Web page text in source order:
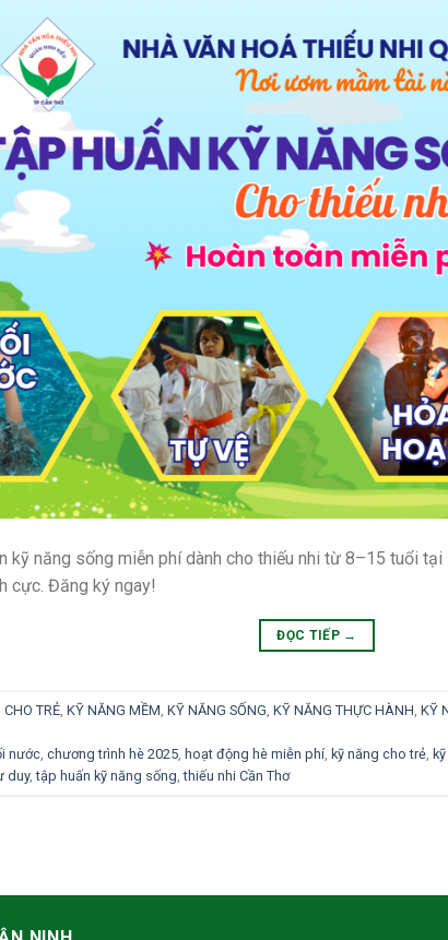
kỹ năng sống miễn phí dành cho thiếu nhi từ 8–15 tuổi tại
cực. Đăng ký ngay!
ĐỌC TIẾP →
TRẺ KỸ NĂNG MỀM KỸ NĂNG SỐNG KỸ NĂNG THỰC HÀNH KỸ
nước chương trình hè 2025 hoạt động hè miễn phí kỹ năng cho trẻ
duy,tập huấn kỹ năng sống ,thiếu nhi Cần Thơ